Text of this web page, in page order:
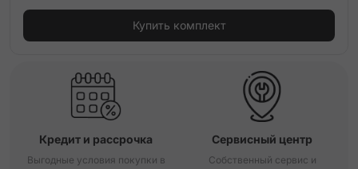
Купить комплект
Кредит и рассрочка
Выгодные условия покупки в
Сервисный центр
Собственный сервис и